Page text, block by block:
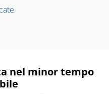
nel minor tempo